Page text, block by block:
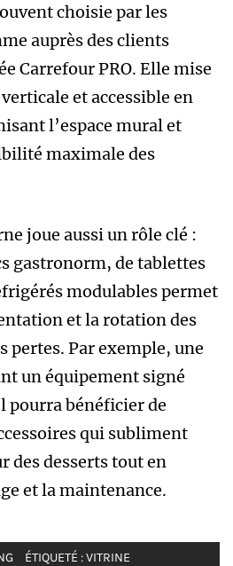
choisie par les
auprès des clients
Carrefour PRO. Elle mise
et accessible en
l’espace mural et
maximale des
joue aussi un rôle clé :
gastronorm, de tablettes
modulables permet
et la rotation des
pertes. Par exemple, une
un équipement signé
pourra bénéficier de
qui subliment
des desserts tout en
et la maintenance.
ÉTIQUETÉ :VITRINE